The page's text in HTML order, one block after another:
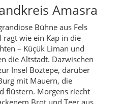
Amasra
Bühne aus Fels
ragt wie ein Kap in die
– Küçük Liman und
die Altstadt. Dazwischen
Insel Boztepe, darüber
mit Mauern, die
flüstern. Morgens riecht
Brot und Teer aus